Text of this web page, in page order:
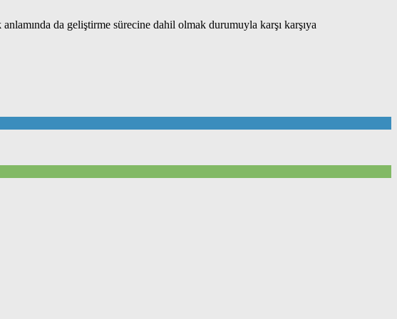
da geliştirme sürecine dahil olmak durumuyla karşı karşıya